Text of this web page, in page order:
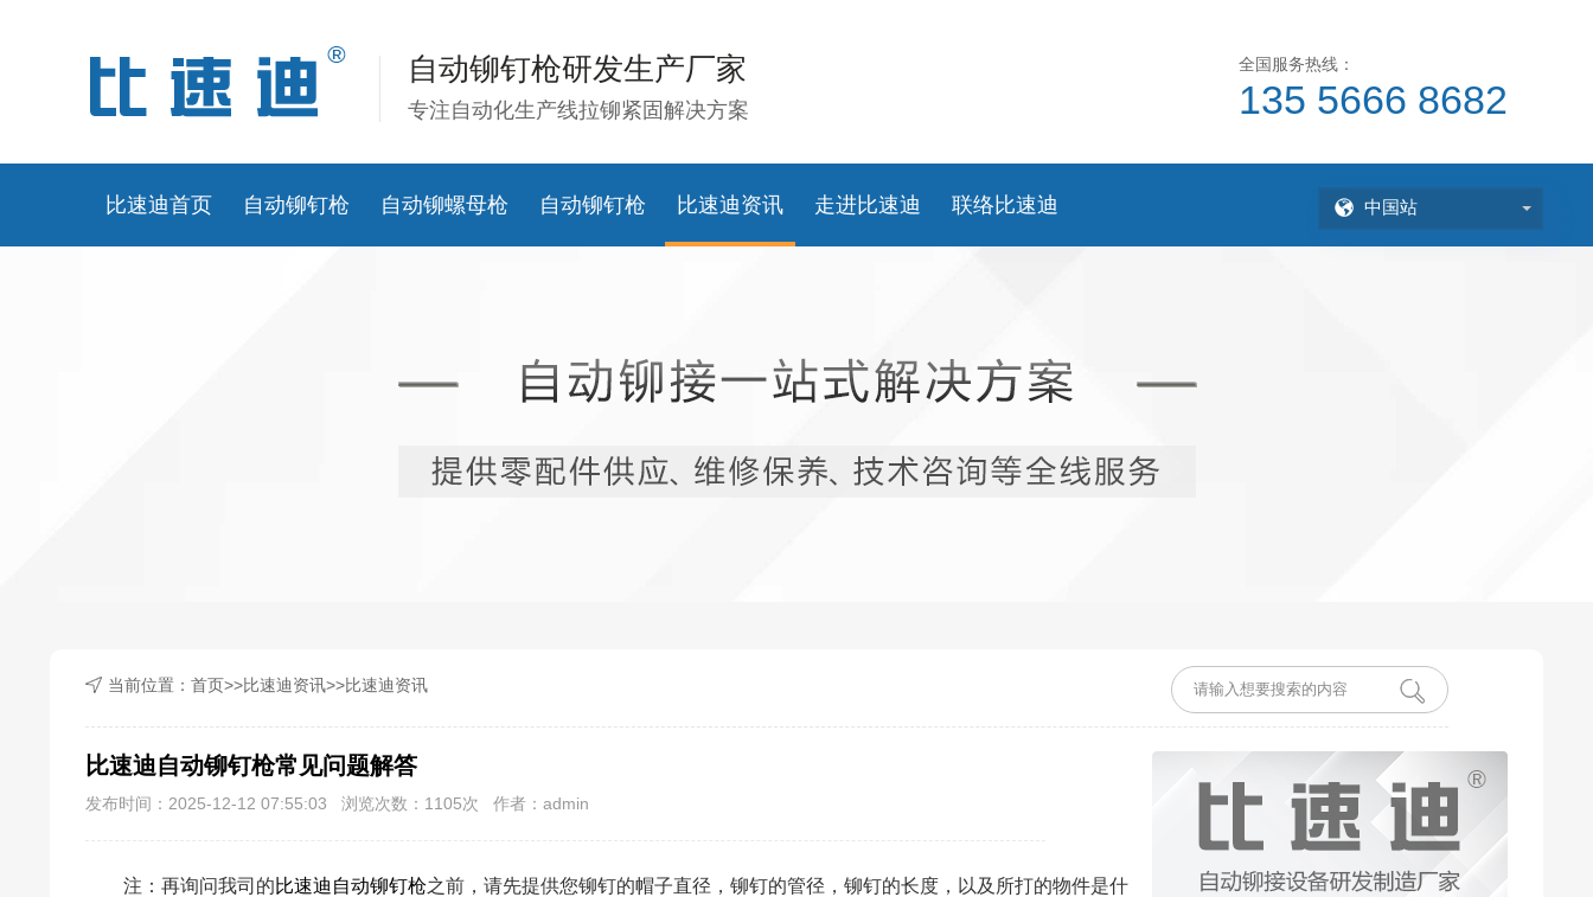
自动铆钉枪研发生产厂家
专注自动化生产线拉铆紧固解决方案
全国服务热线：
135 5666 8682
比速迪首页 自动铆钉枪 自动铆螺母枪 自动铆钉枪 比速迪资讯 走进比速迪 联络比速迪 中国站
当前位置： 首页>>比速迪资讯>>比速迪资讯
比速迪自动铆钉枪常见问题解答
发布时间：2025-12-12 07:55:03 浏览次数： 1105次 作者：admin
注：再询问我司的比速迪 自动铆钉枪之前，请先提供您铆钉的帽子直径，铆钉的管径，铆钉的长度，以及所打的物件是什